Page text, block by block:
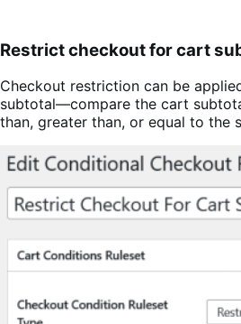
Restrict checkout for cart
Checkout restriction can be
subtotal—compare the cart
than, greater than, or equal to the